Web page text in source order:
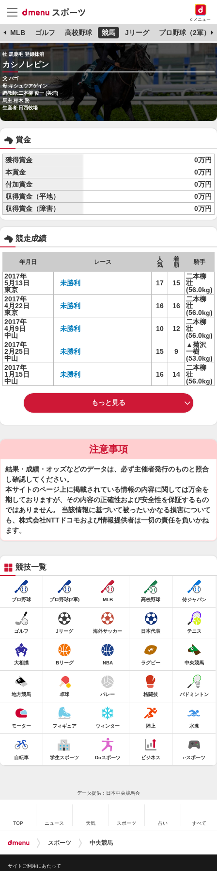
dメニュー
MLB ゴルフ 高校野球 競馬 Jリーグ プロ野球（2軍）
牡 黒鹿毛 登録抹消
カシノレビン
父:バゴ
母:キシュウアゲイン
調教師:二本柳 俊一 (美浦)
馬主:柏木 務
生産者:日西牧場
賞金
獲得賞金
0万円
本賞金
0万円
付加賞金
0万円
収得賞金（平地）
0万円
収得賞金（障害）
0万円
競走成績
年月日 レース
人
気
着
順
騎手
2017年
5月13日
東京
未勝利 17 15
二本柳
壮
(56.0kg)
2017年
4月22日
東京
未勝利 16 16
二本柳
壮
(56.0kg)
2017年
4月9日
中山
未勝利 10 12
二本柳
壮
(56.0kg)
2017年
2月25日
中山
未勝利 15 9
▲菊沢
一樹
(53.0kg)
2017年
1月15日
中山
未勝利 16 14
二本柳
壮
(56.0kg)
もっと見る
注意事項
結果・成績・オッズなどのデータは、必ず主催者発行のものと照合
し確認してください。
本サイトのページ上に掲載されている情報の内容に関しては万全を
期しておりますが、その内容の正確性および安全性を保証するもの
ではありません。 当該情報に基づいて被ったいかなる損害について
も、株式会社NTTドコモおよび情報提供者は一切の責任を負いかね
ます。
競技一覧
プロ野球 プロ野球(2軍) MLB 高校野球 侍ジャパン
ゴルフ Jリーグ 海外サッカー 日本代表 テニス
大相撲 Bリーグ NBA ラグビー 中央競馬
地方競馬 卓球 バレー 格闘技 バドミントン
モーター フィギュア ウィンター 陸上 水泳
自転車 学生スポーツ Doスポーツ ビジネス eスポーツ
データ提供：日本中央競馬会
TOP ニュース 天気 スポーツ 占い すべて
スポーツ 中央競馬
サイトご利用にあたって